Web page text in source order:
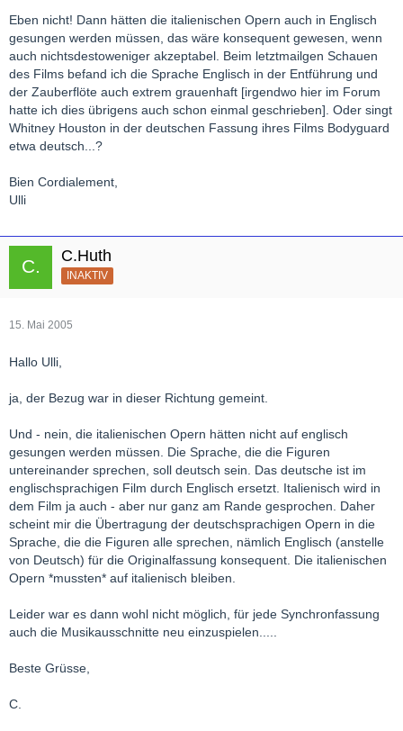
Eben nicht! Dann hätten die italienischen Opern auch in Englisch
gesungen werden müssen, das wäre konsequent gewesen, wenn
auch nichtsdestoweniger akzeptabel. Beim letztmailgen Schauen
des Films befand ich die Sprache Englisch in der Entführung und
der Zauberflöte auch extrem grauenhaft [irgendwo hier im Forum
hatte ich dies übrigens auch schon einmal geschrieben]. Oder singt
Whitney Houston in der deutschen Fassung ihres Films Bodyguard
etwa deutsch...?
Bien Cordialement,
Ulli
C.Huth
INAKTIV
15. Mai 2005
Hallo Ulli,
ja, der Bezug war in dieser Richtung gemeint.
Und - nein, die italienischen Opern hätten nicht auf englisch
gesungen werden müssen. Die Sprache, die die Figuren
untereinander sprechen, soll deutsch sein. Das deutsche ist im
englischsprachigen Film durch Englisch ersetzt. Italienisch wird in
dem Film ja auch - aber nur ganz am Rande gesprochen. Daher
scheint mir die Übertragung der deutschsprachigen Opern in die
Sprache, die die Figuren alle sprechen, nämlich Englisch (anstelle
von Deutsch) für die Originalfassung konsequent. Die italienischen
Opern *mussten* auf italienisch bleiben.
Leider war es dann wohl nicht möglich, für jede Synchronfassung
auch die Musikausschnitte neu einzuspielen.....
Beste Grüsse,
C.